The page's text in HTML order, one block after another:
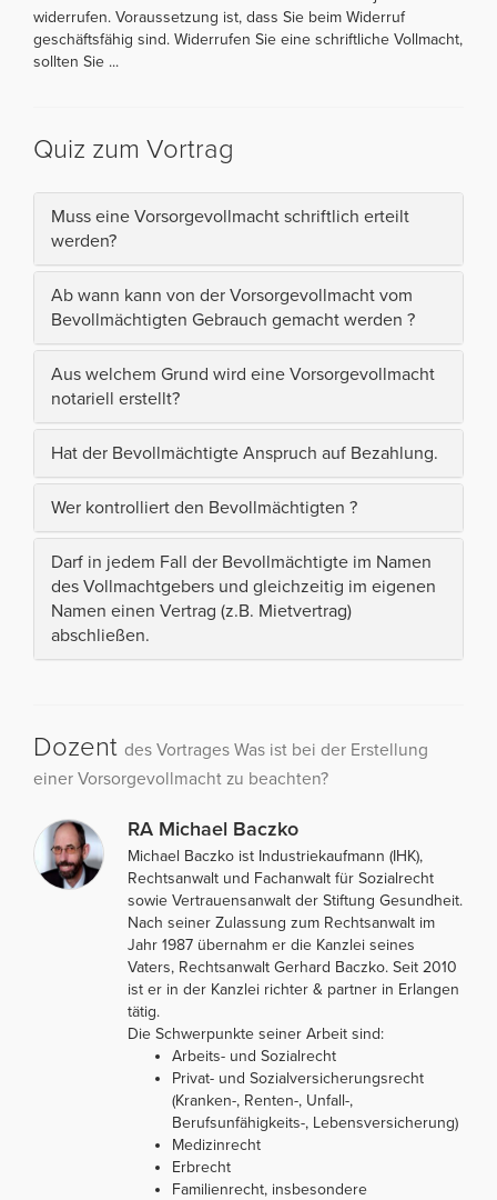
widerrufen. Voraussetzung ist, dass Sie beim Widerruf
geschäftsfähig sind. Widerrufen Sie eine schriftliche Vollmacht,
sollten Sie ...
Quiz zum Vortrag
Muss eine Vorsorgevollmacht schriftlich erteilt
werden?
Ab wann kann von der Vorsorgevollmacht vom
Bevollmächtigten Gebrauch gemacht werden ?
Aus welchem Grund wird eine Vorsorgevollmacht
notariell erstellt?
Hat der Bevollmächtigte Anspruch auf Bezahlung.
Wer kontrolliert den Bevollmächtigten ?
Darf in jedem Fall der Bevollmächtigte im Namen
des Vollmachtgebers und gleichzeitig im eigenen
Namen einen Vertrag (z.B. Mietvertrag)
abschließen.
Dozent des Vortrages Was ist bei der Erstellung
einer Vorsorgevollmacht zu beachten?
RA Michael Baczko
Michael Baczko ist Industriekaufmann (IHK),
Rechtsanwalt und Fachanwalt für Sozialrecht
sowie Vertrauensanwalt der Stiftung Gesundheit.
Nach seiner Zulassung zum Rechtsanwalt im
Jahr 1987 übernahm er die Kanzlei seines
Vaters, Rechtsanwalt Gerhard Baczko. Seit 2010
ist er in der Kanzlei richter & partner in Erlangen
tätig.
Die Schwerpunkte seiner Arbeit sind:
Arbeits- und Sozialrecht
Privat- und Sozialversicherungsrecht
(Kranken-, Renten-, Unfall-,
Berufsunfähigkeits-, Lebensversicherung)
Medizinrecht
Erbrecht
Familienrecht, insbesondere